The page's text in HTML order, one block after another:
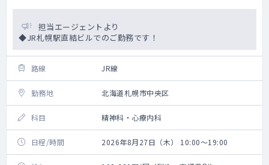
担当エージェントより
◆JR札幌駅直結ビルでのご勤務です！
路線 JR線
勤務地 北海道札幌市中央区
科目 精神科・心療内科
日程/時間 2026年8月27日（木） 10:00～19:00